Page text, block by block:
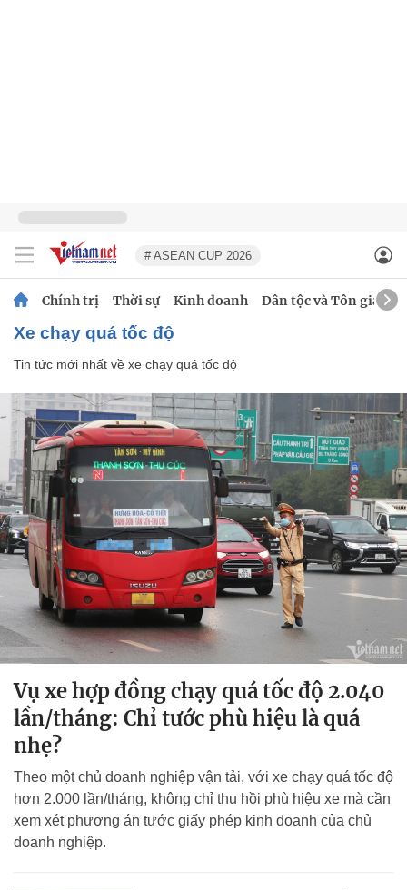
# ASEAN CUP 2026
Chính trị Thời sự Kinh doanh Dân tộc và Tôn giáo
xe chạy quá tốc độ
Tin tức mới nhất về xe chạy quá tốc độ
Vụ xe hợp đồng chạy quá tốc độ 2.040
lần/tháng: Chỉ tước phù hiệu là quá
nhẹ?
Theo một chủ doanh nghiệp vận tải, với xe chạy quá tốc độ
hơn 2.000 lần/tháng, không chỉ thu hồi phù hiệu xe mà cần
xem xét phương án tước giấy phép kinh doanh của chủ
doanh nghiệp.